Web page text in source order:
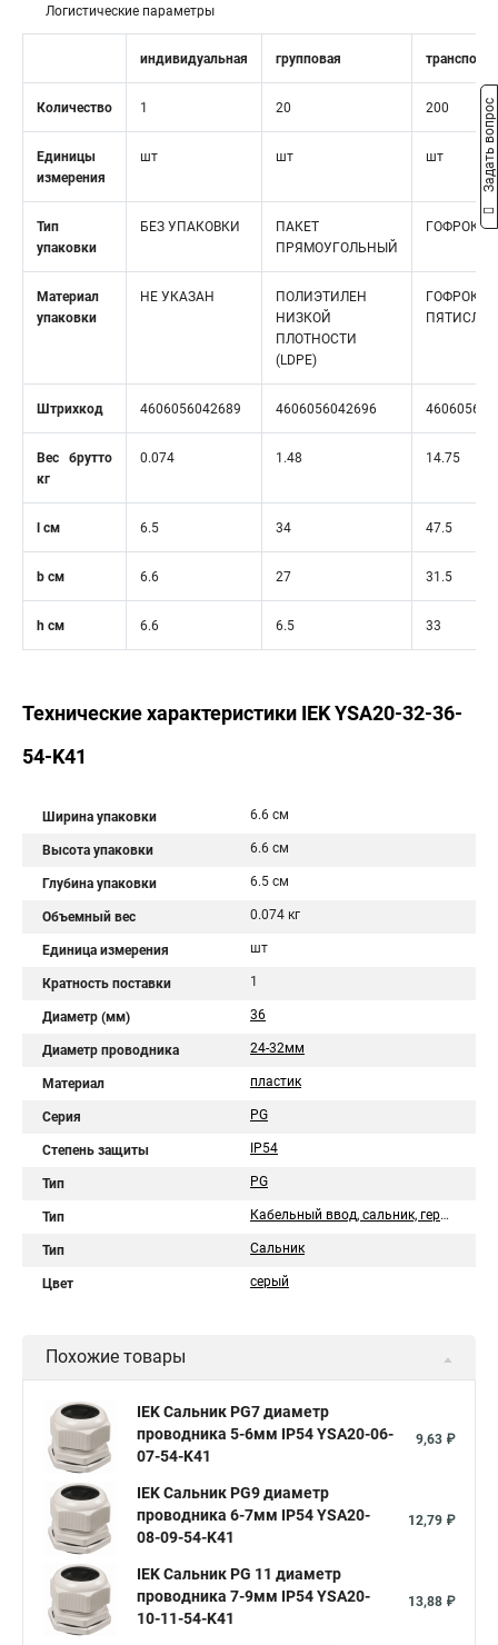
Логистические параметры
индивидуальная групповая
Количество 1 20 200
Единицы
измерения
шт шт шт
Тип
упаковки
БЕЗ УПАКОВКИ
ПАКЕТ
ПРЯМОУГОЛЬНЫЙ
Материал
упаковки
НЕ УКАЗАН
ПОЛИЭТИЛЕН
НИЗКОЙ
ПЛОТНОСТИ
(LDPE)
Штрихкод 4606056042689 4606056042696
Вес брутто
кг
0.074 1.48 14.75
l см 6.5 34 47.5
b см 6.6 27 31.5
h см 6.6 6.5 33
Технические характеристики IEK YSA20-32-36-
54-K41
Ширина упаковки 6.6 см
Высота упаковки 6.6 см
Глубина упаковки 6.5 см
Объемный вес 0.074 кг
Единица измерения шт
Кратность поставки 1
Диаметр (мм) 36
Диаметр проводника 24-32мм
Материал пластик
Серия PG
Степень защиты IP54
Тип PG
Тип Кабельный ввод, сальник, гермоввод
Тип Сальник
Цвет серый
Похожие товары
IEK Сальник PG7 диаметр
проводника 5-6мм IP54 YSA20-06-
07-54-K41
9,63 ₽
IEK Сальник PG9 диаметр
проводника 6-7мм IP54 YSA20-
08-09-54-K41
12,79 ₽
IEK Сальник PG 11 диаметр
проводника 7-9мм IP54 YSA20-
10-11-54-K41
13,88 ₽
Задать вопрос